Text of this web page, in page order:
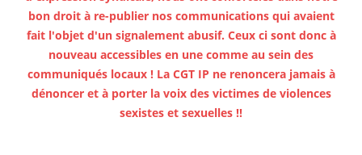
bon droit à re-publier nos communications qui avaient
fait l'objet d'un signalement abusif. Ceux ci sont donc à
nouveau accessibles en une comme au sein des
communiqués locaux ! La CGT IP ne renoncera jamais à
dénoncer et à porter la voix des victimes de violences
sexistes et sexuelles !!